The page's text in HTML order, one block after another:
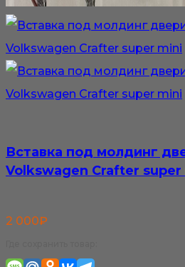
Вставка под молдинг
Volkswagen Crafter
2 000₽